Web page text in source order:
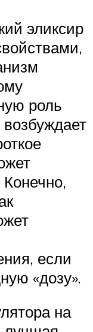
эликсир
роль
если
«дозу».
на